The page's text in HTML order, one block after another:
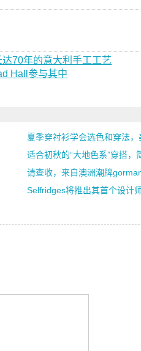
70年的意大利手工工艺
Hall参与其中
夏季穿衬衫学会选色和穿法，
适合初秋的“大地色系”穿搭，
请查收，来自澳洲潮牌
Selfridges将推出其首个设计